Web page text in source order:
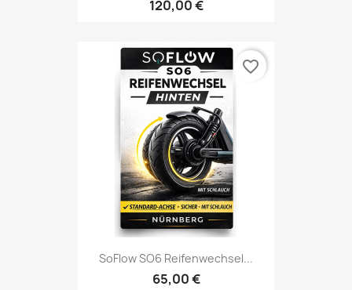
120,00 €
SoFlow SO6 Reifenwechsel...
65,00 €
favorite_border